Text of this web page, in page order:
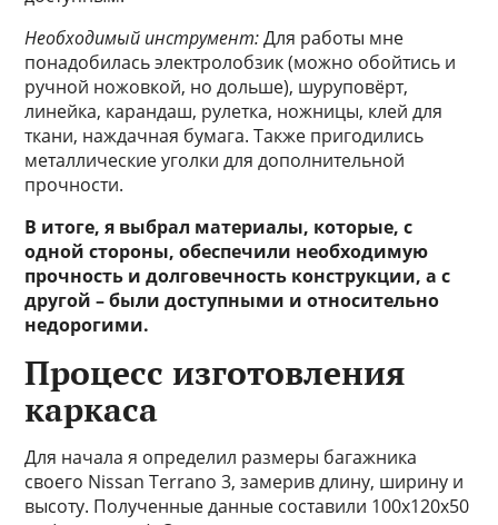
Необходимый инструмент:Для работы мне
понадобилась электролобзик (можно обойтись и
ручной ножовкой, но дольше), шуруповёрт,
линейка, карандаш, рулетка, ножницы, клей для
ткани, наждачная бумага. Также пригодились
металлические уголки для дополнительной
прочности.
В итоге, я выбрал материалы, которые, с
одной стороны, обеспечили необходимую
прочность и долговечность конструкции, а с
другой – были доступными и относительно
недорогими.
Процесс изготовления
каркаса
Для начала я определил размеры багажника
своего Nissan Terrano 3, замерив длину, ширину и
высоту. Полученные данные составили 100х120х50